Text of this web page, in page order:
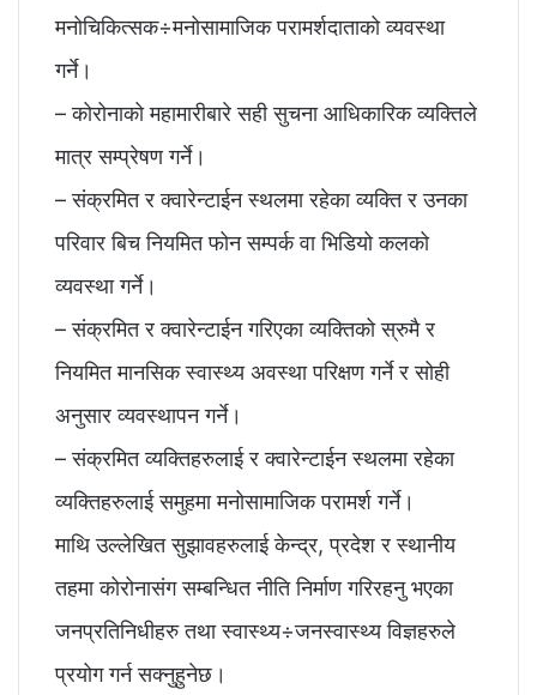
मनोचिकित्सक÷मनोसामाजिक परामर्शदाताको व्यवस्था
गर्ने।
– कोरोनाको महामारीबारे सही सुचना आधिकारिक व्यक्तिले
मात्र सम्प्रेषण गर्ने।
– संक्रमित र क्वारेन्टाईन स्थलमा रहेका व्यक्ति र उनका
परिवार बिच नियमित फोन सम्पर्क वा भिडियो कलको
व्यवस्था गर्ने।
– संक्रमित र क्वारेन्टाईन गरिएका व्यक्तिको स्रुमै र
नियमित मानसिक स्वास्थ्य अवस्था परिक्षण गर्ने र सोही
अनुसार व्यवस्थापन गर्ने।
– संक्रमित व्यक्तिहरुलाई र क्वारेन्टाईन स्थलमा रहेका
व्यक्तिहरुलाई समुहमा मनोसामाजिक परामर्श गर्ने।
माथि उल्लेखित सुझावहरुलाई केन्द्र, प्रदेश र स्थानीय
तहमा कोरोनासंग सम्बन्धित नीति निर्माण गरिरहनु भएका
जनप्रतिनिधीहरु तथा स्वास्थ्य÷जनस्वास्थ्य विज्ञहरुले
प्रयोग गर्न सक्नुहुनेछ।